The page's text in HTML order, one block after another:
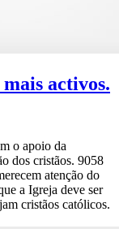
activos.
o apoio da
dos cristãos. 9058
atenção do
a Igreja deve ser
cristãos católicos.